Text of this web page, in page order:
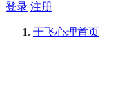
登录 注册
于飞心理首页